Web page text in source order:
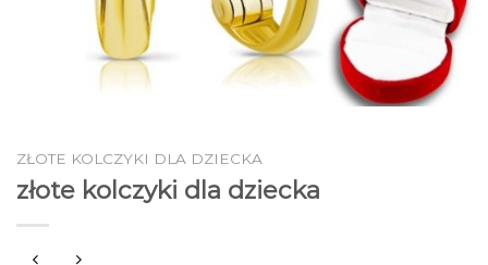
ZŁOTE KOLCZYKI DLA DZIECKA
złote kolczyki dla dziecka